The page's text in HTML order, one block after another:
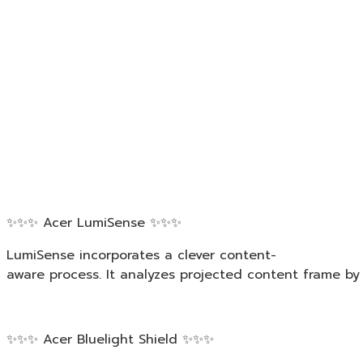
✨✨✨ Acer LumiSense ✨✨✨
LumiSense incorporates a clever content-
aware process. It analyzes projected content frame
✨✨✨ Acer Bluelight Shield ✨✨✨